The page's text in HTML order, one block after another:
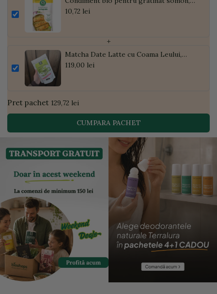
20g
10,72 lei
+
Matcha Date Latte cu Coama Leului,
Pudră de Curmale și Ghimbir, ECO, 300g
119,00 lei
Pret pachet 129,72 lei
CUMPARA PACHET